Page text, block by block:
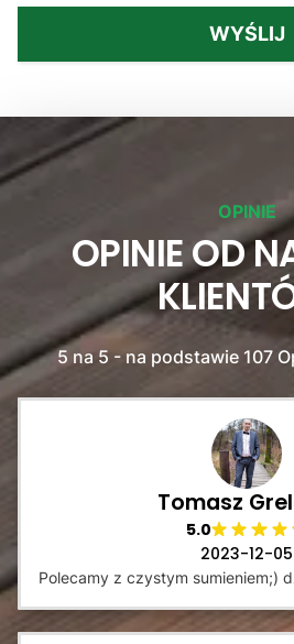
WYŚLIJ
OPINIE
OPINIE OD
5 na 5 - na podstawie 107
Tomasz
5.0
2023-12-05
Polecamy z czystym sumieniem;)